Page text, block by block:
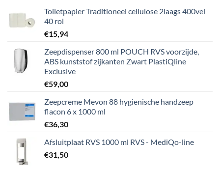
Toiletpapier Traditioneel cellulose 2laags 400vel
40 rol
€15,94
Zeepdispenser 800 ml POUCH RVS voorzijde,
ABS kunststof zijkanten Zwart PlastiQline
Exclusive
€59,00
Zeepcreme Mevon 88 hygienische handzeep
flacon 6 x 1000 ml
€36,30
Afsluitplaat RVS 1000 ml RVS - MediQo-line
€31,50